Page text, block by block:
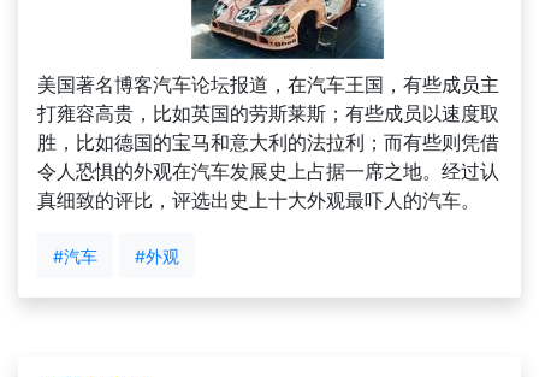
美国著名博客汽车论坛报道，在汽车王国，有些成员主
打雍容高贵，比如英国的劳斯莱斯；有些成员以速度取
胜，比如德国的宝马和意大利的法拉利；而有些则凭借
令人恐惧的外观在汽车发展史上占据一席之地。经过认
真细致的评比，评选出史上十大外观最吓人的汽车。
#汽车 #外观